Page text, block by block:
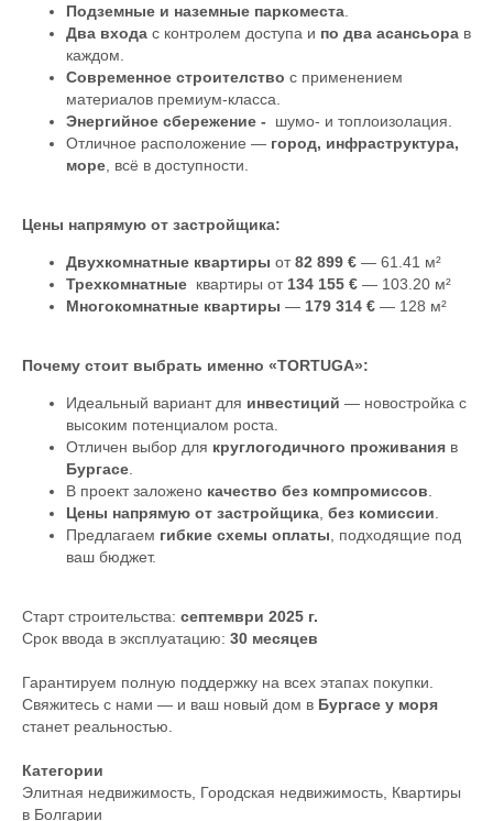
Подземные и наземные паркоместа.
Два входа с контролем доступа и по два асансьора в
каждом.
Современное строителство с применением
материалов премиум-класса.
Энергийное сбережение -
шумо- и топлоизолация.
Отличное расположение — город, инфраструктура,
море, всё в доступности.
Цены напрямую от застройщика:
Двухкомнатные квартиры от82 899 € — 61.41 м²
Трехкомнатные квартиры от 134 155 € — 103.20 м²
Многокомнатные квартиры — 179 314 € — 128 м²
Почему стоит выбрать именно «TORTUGA»:
Идеальный вариант для инвестиций — новостройка с
высоким потенциалом роста.
Отличен выбор для круглогодичного проживания в
Бургасе.
В проект заложено качество без компромиссов.
Цены напрямую от застройщика, без комиссии.
Предлагаем гибкие схемы оплаты, подходящие под
ваш бюджет.
Старт строительства: септември 2025 г.
Срок ввода в эксплуатацию: 30 месяцев
Гарантируем полную поддержку на всех этапах покупки.
Свяжитесь с нами — и ваш новый дом в Бургасе у моря
станет реальностью.
Категории
Элитная недвижимость, Городская недвижимость, Квартиры
в Болгарии